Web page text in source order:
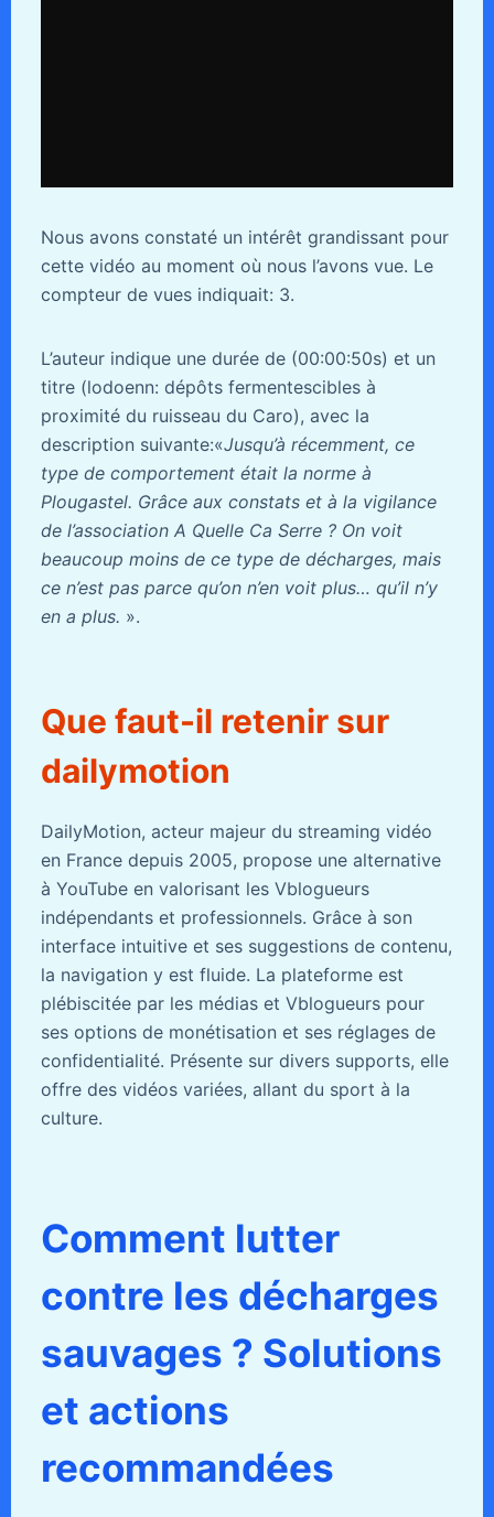
Nous avons constaté un intérêt grandissant pour
cette vidéo au moment où nous l’avons vue. Le
compteur de vues indiquait: 3.
L’auteur indique une durée de (00:00:50s) et un
titre (lodoenn: dépôts fermentescibles à
proximité du ruisseau du Caro), avec la
description suivante:«Jusqu’à récemment, ce
type de comportement était la norme à
Plougastel. Grâce aux constats et à la vigilance
de l’association A Quelle Ca Serre ? On voit
beaucoup moins de ce type de décharges, mais
ce n’est pas parce qu’on n’en voit plus… qu’il n’y
en a plus. ».
Que faut-il retenir sur
dailymotion
DailyMotion, acteur majeur du streaming vidéo
en France depuis 2005, propose une alternative
à YouTube en valorisant les Vblogueurs
indépendants et professionnels. Grâce à son
interface intuitive et ses suggestions de contenu,
la navigation y est fluide. La plateforme est
plébiscitée par les médias et Vblogueurs pour
ses options de monétisation et ses réglages de
confidentialité. Présente sur divers supports, elle
offre des vidéos variées, allant du sport à la
culture.
Comment lutter
contre les décharges
sauvages ? Solutions
et actions
recommandées